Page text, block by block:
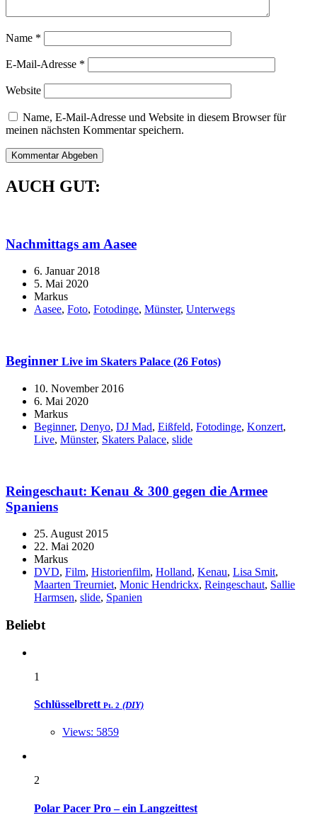
Name *
E-Mail-Adresse *
Website
Name, E-Mail-Adresse und Website in diesem Browser für
meinen nächsten Kommentar speichern.
AUCH GUT:
Nachmittags am Aasee
6. Januar 2018
5. Mai 2020
Markus
Aasee, Foto, Fotodinge, Münster, Unterwegs
Beginner Live im Skaters Palace (26 Fotos)
10. November 2016
6. Mai 2020
Markus
Beginner, Denyo, DJ Mad, Eißfeld, Fotodinge, Konzert,
Live, Münster, Skaters Palace, slide
Reingeschaut: Kenau & 300 gegen die Armee
Spaniens
25. August 2015
22. Mai 2020
Markus
DVD, Film, Historienfilm, Holland, Kenau, Lisa Smit,
Maarten Treurniet, Monic Hendrickx, Reingeschaut, Sallie
Harmsen, slide, Spanien
Widgets
Beliebt
1
Schlüsselbrett Pt. 2 (DIY)
Views: 5859
2
Polar Pacer Pro – ein Langzeittest